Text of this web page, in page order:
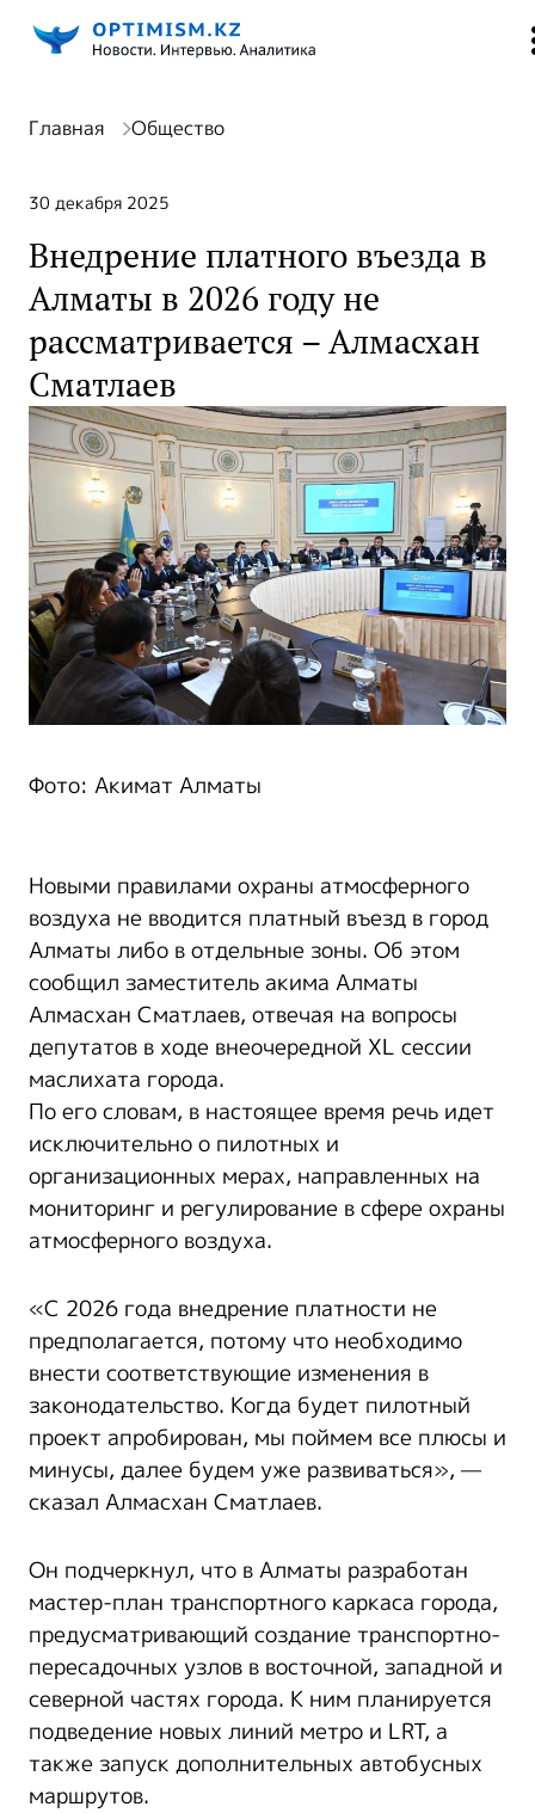
Главная Общество
30 декабря 2025
Внедрение платного въезда в
Алматы в 2026 году не
рассматривается – Алмасхан
Сматлаев
Фото: Акимат Алматы
Новыми правилами охраны атмосферного
воздуха не вводится платный въезд в город
Алматы либо в отдельные зоны. Об этом
сообщил заместитель акима Алматы
Алмасхан Сматлаев, отвечая на вопросы
депутатов в ходе внеочередной XL сессии
маслихата города.
По его словам, в настоящее время речь идет
исключительно о пилотных и
организационных мерах, направленных на
мониторинг и регулирование в сфере охраны
атмосферного воздуха.
«С 2026 года внедрение платности не
предполагается, потому что необходимо
внести соответствующие изменения в
законодательство. Когда будет пилотный
проект апробирован, мы поймем все плюсы и
минусы, далее будем уже развиваться», —
сказал Алмасхан Сматлаев.
Он подчеркнул, что в Алматы разработан
мастер-план транспортного каркаса города,
предусматривающий создание транспортно-
пересадочных узлов в восточной, западной и
северной частях города. К ним планируется
подведение новых линий метро и LRT, а
также запуск дополнительных автобусных
маршрутов.